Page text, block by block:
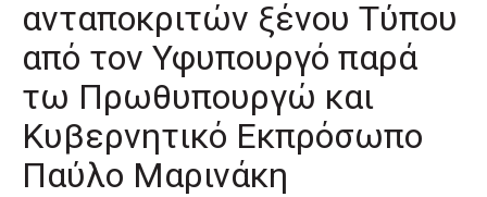
ανταποκριτών ξένου Τύπου
από τον Υφυπουργό παρά
τω Πρωθυπουργώ και
Κυβερνητικό Εκπρόσωπο
Παύλο Μαρινάκη